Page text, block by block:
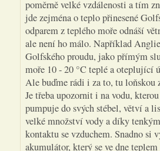
poměrně velké vzdálenosti a tím
jde zejména o teplo přinesené
odparem z teplého moře odnáší
ale není ho málo. Například
Golfského proudu, jako přímým
moře 10 - 20 °C teplé a oteplující
Ale buďme rádi i za to, tu loňskou
Je třeba upozornit i na vodu,
pumpuje do svých stébel, větví a
velké množství vody a díky
kontaktu se vzduchem. Snadno si
akumulátor, který se ve dne